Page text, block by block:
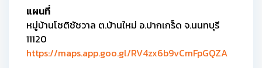
แผนที่
หมู่บ้านโชติชัชวาล ต.บ้านใหม่ อ.ปากเกร็ด จ.นนทบุรี
11120
https://maps.app.goo.gl/RV4zx6b9vCmFpGQZA